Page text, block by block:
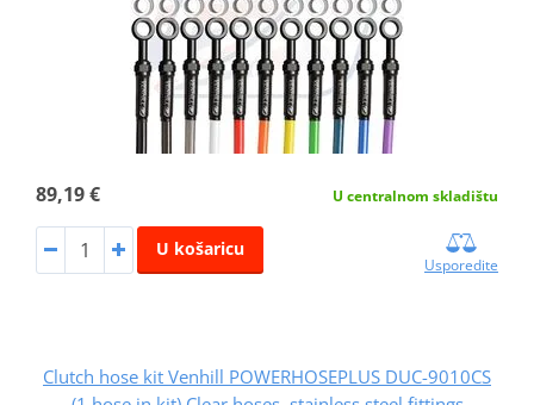
89,19 € U centralnom skladištu
U košaricu
Usporedite
Clutch hose kit Venhill POWERHOSEPLUS DUC-9010CS